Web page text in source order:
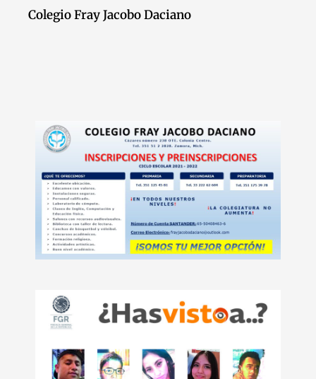
Colegio Fray Jacobo Daciano